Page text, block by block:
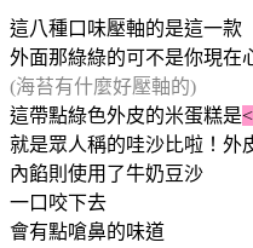
這八種口味壓軸的是這一款
外面那綠綠的可不是你現在
(海苔有什麼好壓軸的)
這帶點綠色外皮的米蛋糕是
就是眾人稱的哇沙比啦！外
內餡則使用了牛奶豆沙
一口咬下去
會有點嗆鼻的味道